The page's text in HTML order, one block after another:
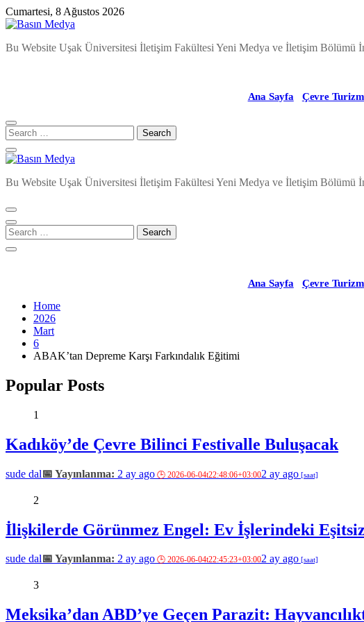
Skip
to
Cumartesi, 8 Ağustos 2026
Basın Medya
Bu Website Uşak Üniversitesi İletişim Fakültesi Yeni Medya ve İletişim Bölümü
Ana Sayfa Çevre Turizm
Basın Medya
Bu Website Uşak Üniversitesi İletişim Fakültesi Yeni Medya ve İletişim Bölümü
Ana Sayfa Çevre Turizm
Home
2026
Mart
6
ABAK’tan Depreme Karşı Farkındalık Eğitimi
Popular Posts
1
Kadıköy’de Çevre Bilinci Festivalle Buluşacak
sude dal 2 ay ago 2 ay ago
2
İlişkilerde Görünmez Engel: Ev İşlerindeki
sude dal 2 ay ago 2 ay ago
3
Meksika’dan ABD’ye Geçen Parazit: